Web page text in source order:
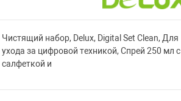
Чистящий набор, Delux, Digital Set Clean, Для
ухода за цифровой техникой, Спрей 250 мл с
салфеткой и